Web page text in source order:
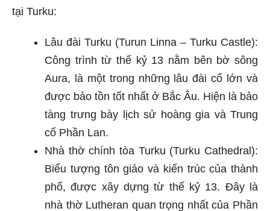
tại Turku:
Lâu đài Turku (Turun Linna – Turku Castle):
Công trình từ thế kỷ 13 nằm bên bờ sông
Aura, là một trong những lâu đài cổ lớn và
được bảo tồn tốt nhất ở Bắc Âu. Hiện là bảo
tàng trưng bày lịch sử hoàng gia và Trung
cổ Phần Lan.
Nhà thờ chính tòa Turku (Turku Cathedral):
Biểu tượng tôn giáo và kiến trúc của thành
phố, được xây dựng từ thế kỷ 13. Đây là
nhà thờ Lutheran quan trọng nhất của Phần